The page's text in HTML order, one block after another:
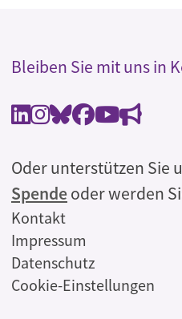
Bleiben Sie mit uns in
Oder unterstützen Sie
Spendeoder werden
Rechtliches
Kontakt
Impressum
Datenschutz
Cookie-Einstellungen